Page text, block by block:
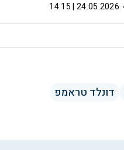
24.05.2026 | 14:15
דונלד טראמפ